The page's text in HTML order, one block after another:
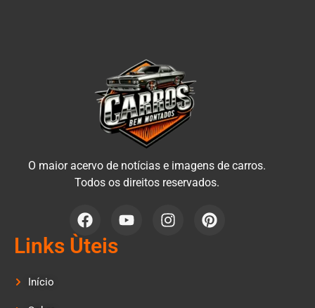
O maior acervo de notícias e imagens de carros.
Todos os direitos reservados.
Links Ùteis
Início